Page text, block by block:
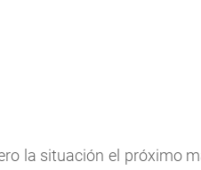
la situación el próximo